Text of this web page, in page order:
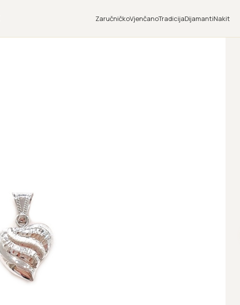
ZaručničkoVjenčanoTradicijaDijamantiNakit